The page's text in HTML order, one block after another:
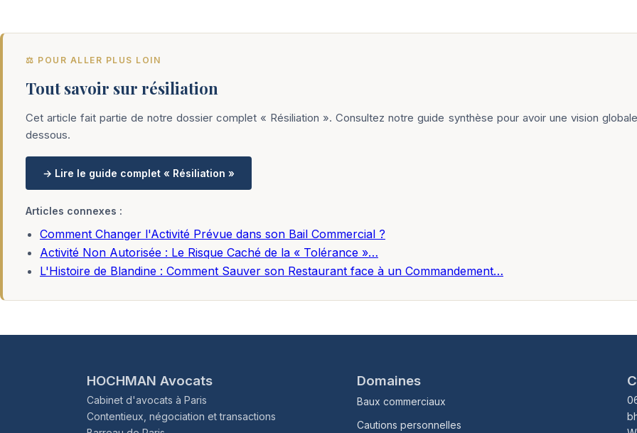
⚖️ POUR ALLER PLUS LOIN
Tout savoir sur résiliation
Cet article fait partie de notre dossier complet « Résiliation ». Consultez notre guide synthèse pour avoir une vision
dessous.
→ Lire le guide complet « Résiliation »
Articles connexes :
Comment Changer l'Activité Prévue dans son Bail Commercial ?
Activité Non Autorisée : Le Risque Caché de la « Tolérance »…
L'Histoire de Blandine : Comment Sauver son Restaurant face à un Commandement…
HOCHMAN Avocats
Cabinet d'avocats à Paris
Contentieux, négociation et transactions
Domaines
Baux commerciaux
Cautions personnelles